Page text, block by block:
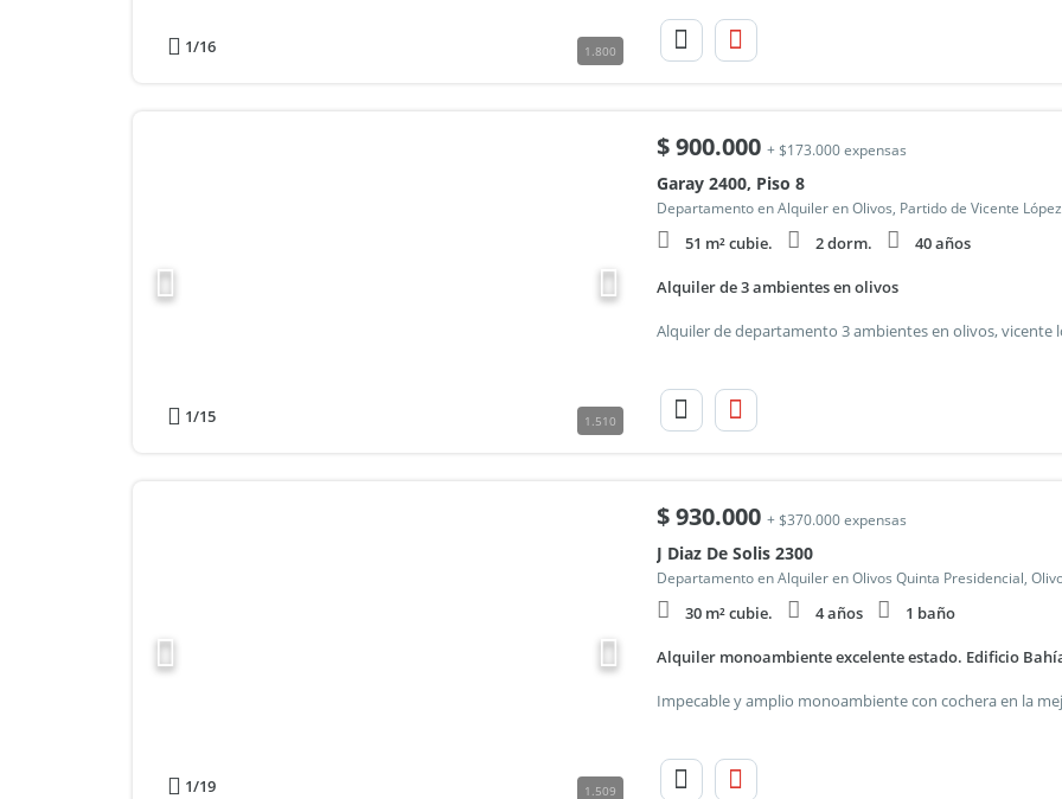
1/16 1.800
1/15 1.510
$900.000 + $173.000 expensas
Garay 2400, Piso 8
Departamento en Alquiler en Olivos, Partido de Vicente López
51 m² cubie. 2 dorm. 40 años
Alquiler de 3 ambientes en olivos
1/19 1.509
$930.000 + $370.000 expensas
J Diaz De Solis 2300
Departamento en Alquiler en Olivos Quinta Presidencial,
30 m² cubie. 4 años 1 baño
Alquiler monoambiente excelente estado. Edificio